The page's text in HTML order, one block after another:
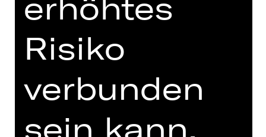
erstaunlich heutig.
DIGITALE STÜCKEINFÜHRUNG
Risiko
verbunden
sein kann.